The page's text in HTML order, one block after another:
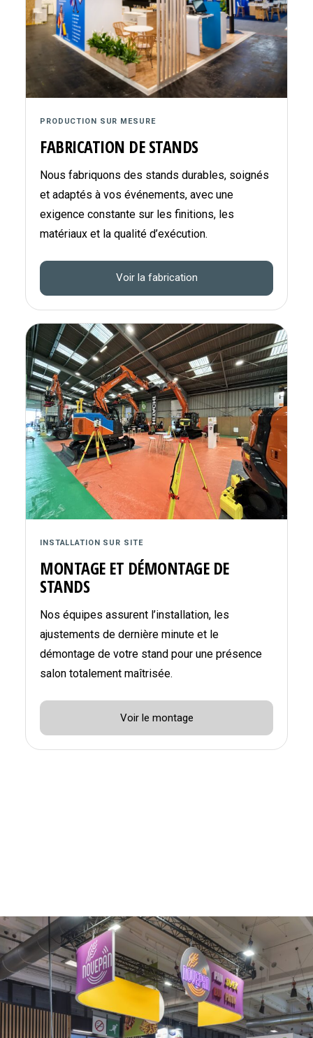
PRODUCTION SUR MESURE
FABRICATION DE STANDS
Nous fabriquons des stands durables, soignés
et adaptés à vos événements, avec une
exigence constante sur les finitions, les
matériaux et la qualité d’exécution.
Voir la fabrication
INSTALLATION SUR SITE
MONTAGE ET DÉMONTAGE DE
STANDS
Nos équipes assurent l’installation, les
ajustements de dernière minute et le
démontage de votre stand pour une présence
salon totalement maîtrisée.
Voir le montage